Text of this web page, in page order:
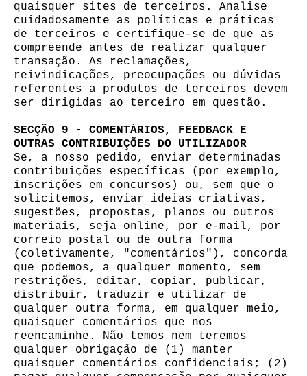
quaisquer sites de terceiros. Analise
cuidadosamente as políticas e práticas
de terceiros e certifique-se de que as
compreende antes de realizar qualquer
transação. As reclamações,
reivindicações, preocupações ou dúvidas
referentes a produtos de terceiros devem
ser dirigidas ao terceiro em questão.
SECÇÃO 9 - COMENTÁRIOS, FEEDBACK E
OUTRAS CONTRIBUIÇÕES DO UTILIZADOR
Se, a nosso pedido, enviar determinadas
contribuições específicas (por exemplo,
inscrições em concursos) ou, sem que o
solicitemos, enviar ideias criativas,
sugestões, propostas, planos ou outros
materiais, seja online, por e-mail, por
correio postal ou de outra forma
(coletivamente, "comentários"), concorda
que podemos, a qualquer momento, sem
restrições, editar, copiar, publicar,
distribuir, traduzir e utilizar de
qualquer outra forma, em qualquer meio,
quaisquer comentários que nos
reencaminhe. Não temos nem teremos
qualquer obrigação de (1) manter
quaisquer comentários confidenciais; (2)